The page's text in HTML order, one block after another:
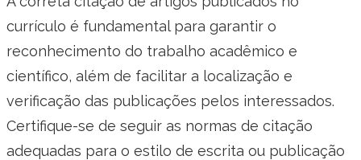
currículo é fundamental para garantir o
reconhecimento do trabalho acadêmico e
científico, além de facilitar a localização e
verificação das publicações pelos interessados.
Certifique-se de seguir as normas de citação
adequadas para o estilo de escrita ou publicação